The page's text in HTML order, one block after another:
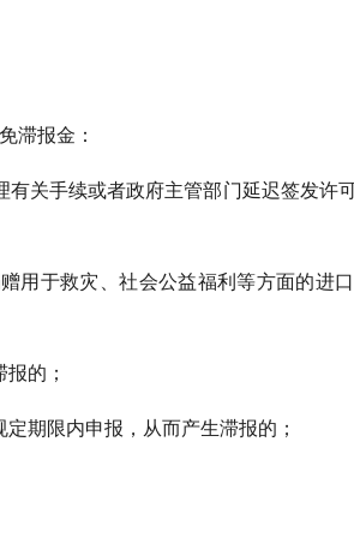
滞报金：
关手续或者政府主管部门延迟签发许
用于救灾、社会公益福利等方面的进
的；
期限内申报，从而产生滞报的；